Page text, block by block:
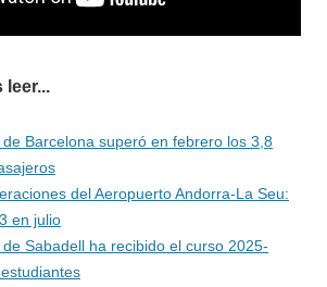
leer...
de Barcelona superó en febrero los 3,8
del Aeropuerto Andorra-La Seu:
en julio
de Sabadell ha recibido el curso 2025-